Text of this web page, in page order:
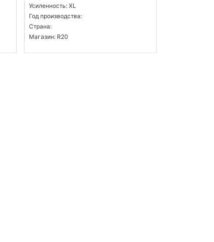
Усиленность: XL
Год производства:
Страна:
Магазин: R20